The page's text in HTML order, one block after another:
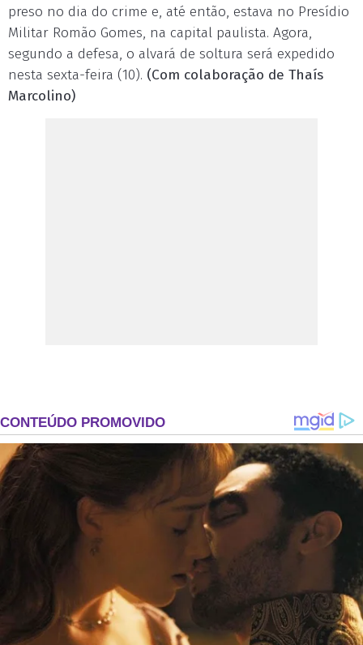
preso no dia do crime e, até então, estava no Presídio
Militar Romão Gomes, na capital paulista. Agora,
segundo a defesa, o alvará de soltura será expedido
nesta sexta-feira (10). (Com colaboração de Thaís
Marcolino)